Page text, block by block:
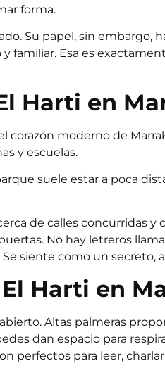
forma.
Su papel, sin embargo,
familiar. Esa es
Harti en
corazón moderno de
y escuelas.
suele estar a poca
de calles concurridas y
No hay letreros
siente como un secreto,
Harti en
Altas palmeras
dan espacio para
perfectos para leer,